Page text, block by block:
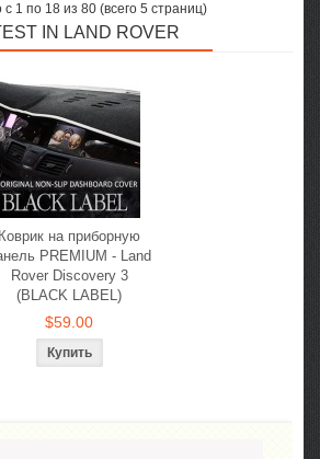
с 1 по 18 из 80 (всего 5 страниц)
IN LAND ROVER
Коврик на приборную
PREMIUM - Land
Rover Discovery 3
(BLACK LABEL)
$59.00